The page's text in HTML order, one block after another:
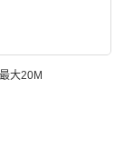
大20M